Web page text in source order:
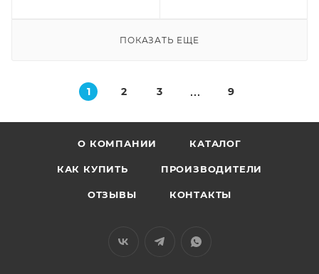
ПОКАЗАТЬ ЕЩЕ
1 2 3 9
О КОМПАНИИ КАТАЛОГ
КАК КУПИТЬ ПРОИЗВОДИТЕЛИ
ОТЗЫВЫ КОНТАКТЫ